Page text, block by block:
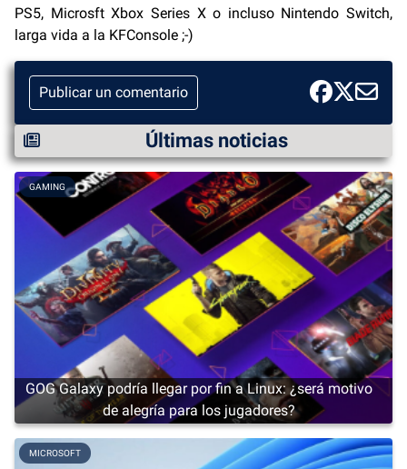
PS5, Microsft Xbox Series X o incluso Nintendo Switch,
larga vida a la KFConsole ;-)
Publicar un comentario
Últimas noticias
GOG Galaxy podría llegar por fin a Linux: ¿será motivo
de alegría para los jugadores?
GAMING
MICROSOFT